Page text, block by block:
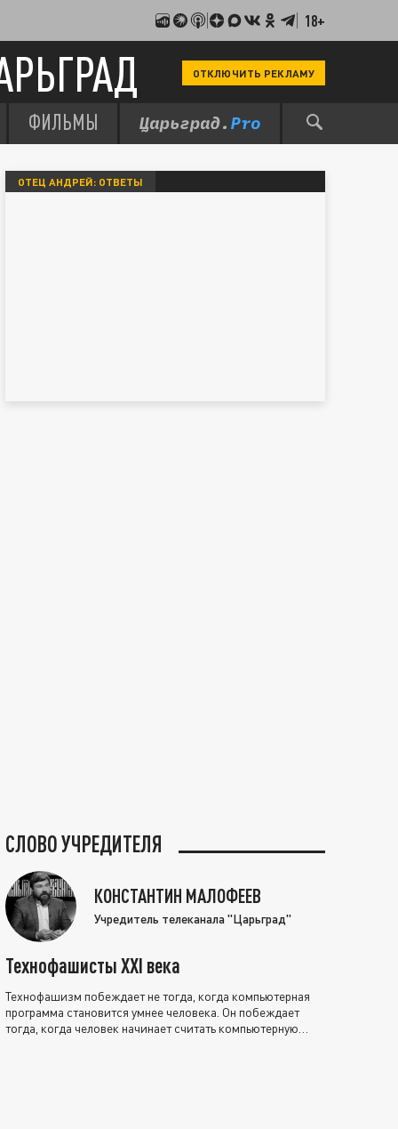
18+
ОТКЛЮЧИТЬ РЕКЛАМУ
ФИЛЬМЫ
ОТЕЦ АНДРЕЙ: ОТВЕТЫ
СЛОВО УЧРЕДИТЕЛЯ
КОНСТАНТИН МАЛОФЕЕВ
Учредитель телеканала "Царьград"
Технофашисты XXI века
Технофашизм побеждает не тогда, когда компьютерная
программа становится умнее человека. Он побеждает
тогда, когда человек начинает считать компьютерную